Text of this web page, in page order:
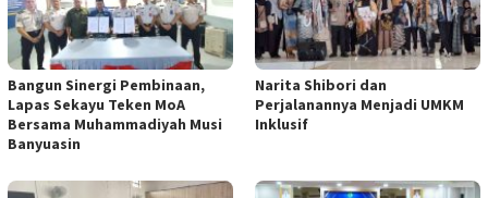
Bangun Sinergi Pembinaan,
Lapas Sekayu Teken MoA
Bersama Muhammadiyah Musi
Banyuasin
Narita Shibori dan
Perjalanannya Menjadi UMKM
Inklusif